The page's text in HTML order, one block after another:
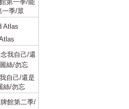
第一季/能
一季/眾
自己/還是
絲/勿忘